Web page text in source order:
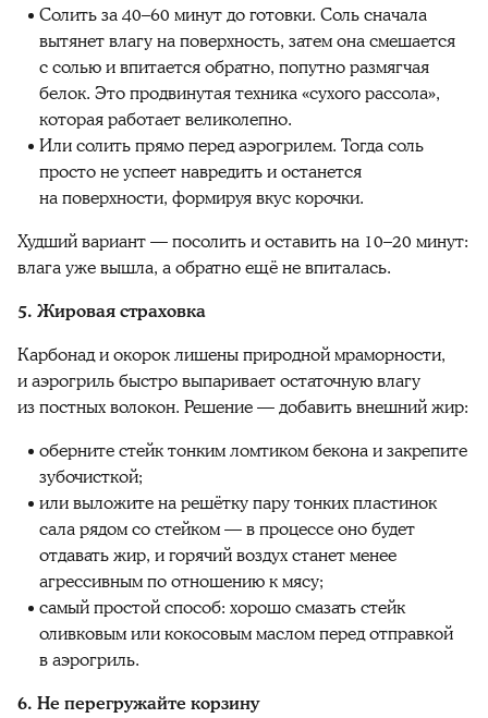
Солить за 40–60 минут до готовки. Соль сначала
вытянет влагу на поверхность, затем она смешается
с солью и впитается обратно, попутно размягчая
белок. Это продвинутая техника «сухого рассола»,
которая работает великолепно.
Или солить прямо перед аэрогрилем. Тогда соль
просто не успеет навредить и останется
на поверхности, формируя вкус корочки.
Худший вариант — посолить и оставить на 10–20 минут:
влага уже вышла, а обратно ещё не впиталась.
5. Жировая страховка
Карбонад и окорок лишены природной мраморности,
и аэрогриль быстро выпаривает остаточную влагу
из постных волокон. Решение — добавить внешний жир:
оберните стейк тонким ломтиком бекона и закрепите
зубочисткой;
или выложите на решётку пару тонких пластинок
сала рядом со стейком — в процессе оно будет
отдавать жир, и горячий воздух станет менее
агрессивным по отношению к мясу;
самый простой способ: хорошо смазать стейк
оливковым или кокосовым маслом перед отправкой
в аэрогриль.
6. Не перегружайте корзину